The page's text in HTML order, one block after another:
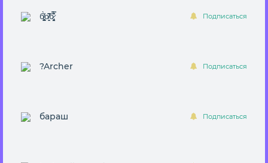
б̸̻̭͓̪̀̒о̸̝̯̆͆͘б̷̡̦̠͉̤̙̎̎̾̌̈́̿́ Подписаться
?Archer Подписаться
бараш Подписаться